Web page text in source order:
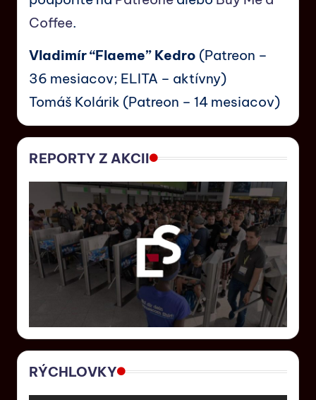
Coffee.
Vladimír “Flaeme” Kedro (Patreon –
36 mesiacov; ELITA – aktívny)
Tomáš Kolárik (Patreon – 14 mesiacov)
REPORTY Z AKCII
RÝCHLOVKY